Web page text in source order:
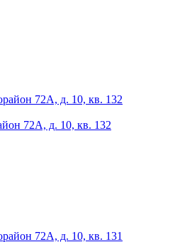
72А, д. 10, кв. 132